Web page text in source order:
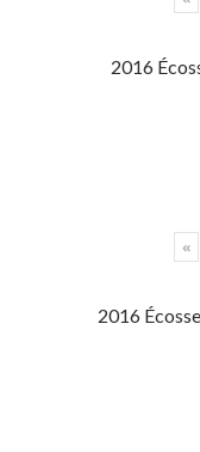
2016
«
2016